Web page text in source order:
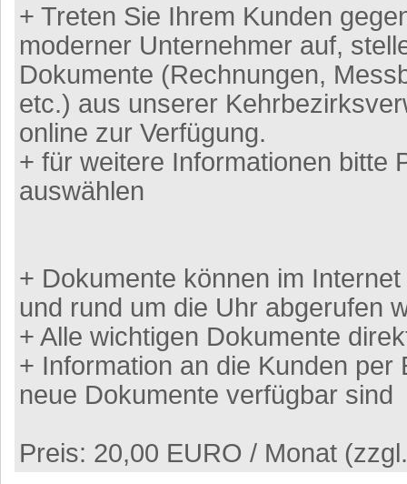
+ Treten Sie Ihrem Kunden
moderner Unternehmer auf,
Dokumente (Rechnungen,
etc.) aus unserer
online zur Verfügung.
+ für weitere Informationen bitte
auswählen
+ Dokumente können im
und rund um die Uhr abgerufen
+ Alle wichtigen Dokumente
+ Information an die Kunden per
neue Dokumente verfügbar sind
Preis: 20,00 EURO / Monat